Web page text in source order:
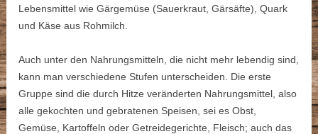
Lebensmittel wie Gärgemüse (Sauerkraut, Gärsäfte), Quark
und Käse aus Rohmilch.
Auch unter den Nahrungsmitteln, die nicht mehr lebendig sind,
kann man verschiedene Stufen unterscheiden. Die erste
Gruppe sind die durch Hitze veränderten Nahrungsmittel, also
alle gekochten und gebratenen Speisen, sei es Obst,
Gemüse, Kartoffeln oder Getreidegerichte, Fleisch; auch das